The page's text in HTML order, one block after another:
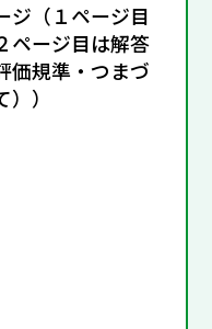
ジ（１ページ目
ページ目は解答
価規準・つまづ
）